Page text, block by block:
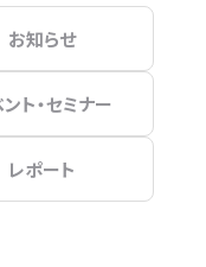
お知らせ
ト・セミナー
レポート